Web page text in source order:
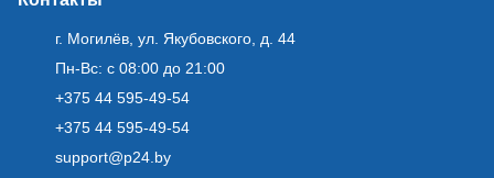
г. Могилёв, ул. Якубовского, д. 44
Пн-Вс: с 08:00 до 21:00
+375 44 595-49-54
+375 44 595-49-54
support@p24.by